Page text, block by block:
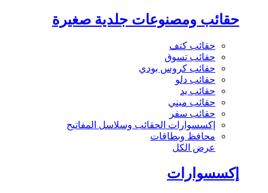
حقائب ومصنوعات جلدية صغيرة
حقائب كتف
حقائب تسوق
حقائب كروس بودي
حقائب دلو
حقائب يد
حقائب ميني
حقائب سفر
إكسسوارات الحقائب وسلاسل المفاتيح
محافظ وبطاقات
عرض الكل
إكسسوارات